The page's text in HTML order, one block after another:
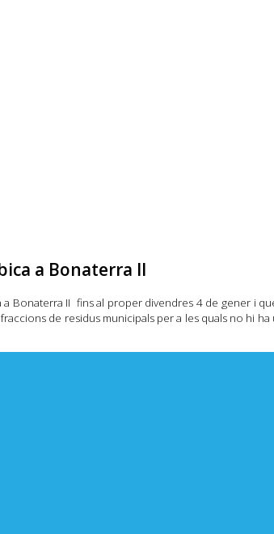
a Bonaterra II
Bonaterra II fins al proper divendres 4 de gener i
de residus municipals per a les quals no hi